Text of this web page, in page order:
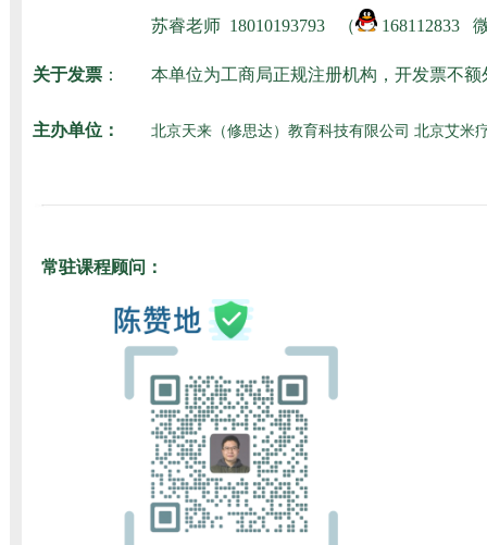
苏睿老师 18010193793 （ 168112833
关于发票 ： 本单位为工商局正规注册机构，开发票不额
主办单位： 北京天来（修思达）教育科技有限公司 北京艾米
常驻课程顾问：